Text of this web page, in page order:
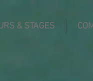
& STAGES